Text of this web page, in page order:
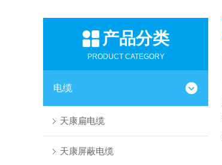
产品分类
PRODUCT CATEGORY
电缆
天康扁电缆
天康屏蔽电缆